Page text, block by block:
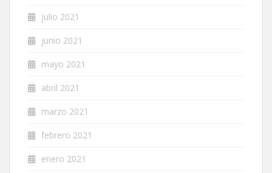
julio 2021
junio 2021
mayo 2021
abril 2021
marzo 2021
febrero 2021
enero 2021